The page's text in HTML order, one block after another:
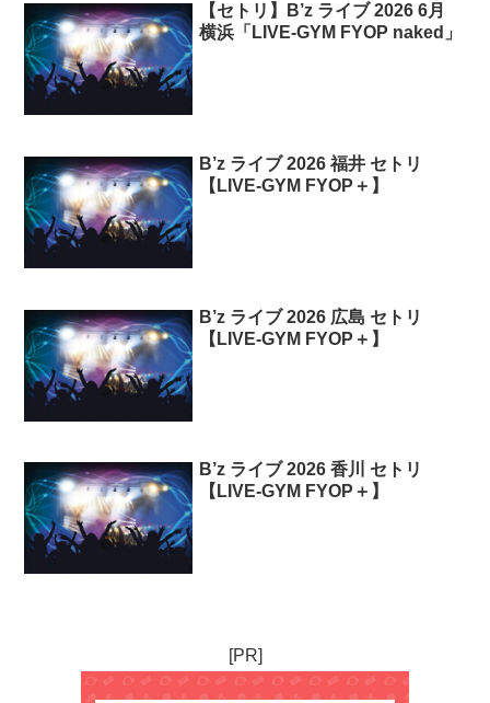
【セトリ】B’z ライブ 2026 6月
横浜「LIVE-GYM FYOP naked」
B’z ライブ 2026 福井 セトリ
【LIVE-GYM FYOP＋】
B’z ライブ 2026 広島 セトリ
【LIVE-GYM FYOP＋】
B’z ライブ 2026 香川 セトリ
【LIVE-GYM FYOP＋】
[PR]